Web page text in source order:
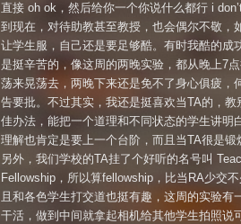
直接 oh ok，然后给你一个你说什么都行 i
到现在，对待助教甚至教授，也会偶尔不敬，
让学生服，自己还是要足够酷。有时我酷的成
是挺辛苦的，像这周的两晚实验，都从晚上7
荡来晃荡去，两晚下来还是免不了身心俱疲，
告要批。不过其实，我还是挺喜欢当TA的，教
佳办法，能把一个道理和不同状态的学生讲明
理解也肯定是要上一个台阶，而且当TA很是锻
另外，我们学校的TA挂了个好听的名号叫
Fellowship，所以算fellowship，比当RA少交
且和各色学生打交道也挺有趣，这周的实验有
干活，做到中间就拿起相机给其他学生拍照说